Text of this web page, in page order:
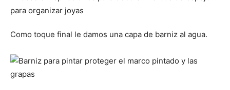
Como toque final le damos una capa de barniz al agua.